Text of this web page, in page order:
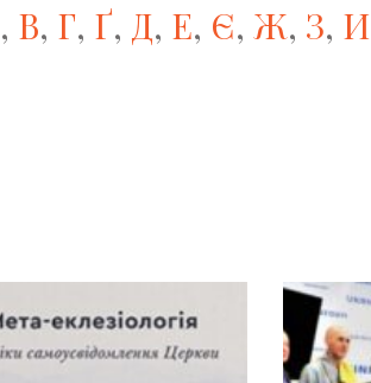
, В, Г, Ґ, Д, Е, Є, Ж, З, И